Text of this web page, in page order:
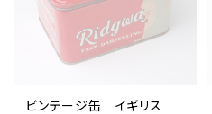
ビンテージ缶 イギリス